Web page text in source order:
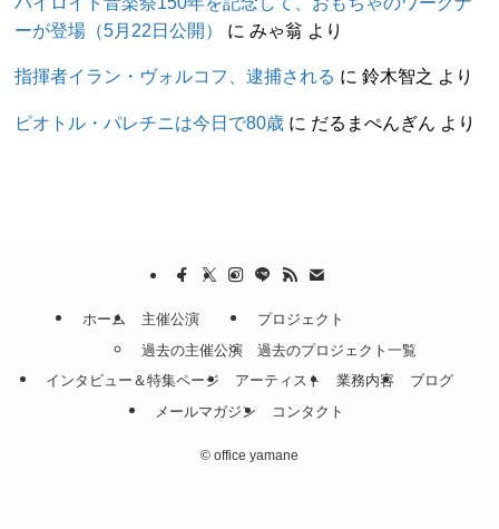
ーが登場（5月22日公開）
にみゃ翁 より
指揮者イラン・ヴォルコフ、逮捕される に鈴木智之 より
ピオトル・パレチニは今日で80歳 に だるまぺんぎん より
ホーム
主催公演
過去の主催公演
プロジェクト
過去のプロジェクト一覧
インタビュー＆特集ページ
アーティスト 業務内容
ブログ
メールマガジン
コンタクト
© office yamane